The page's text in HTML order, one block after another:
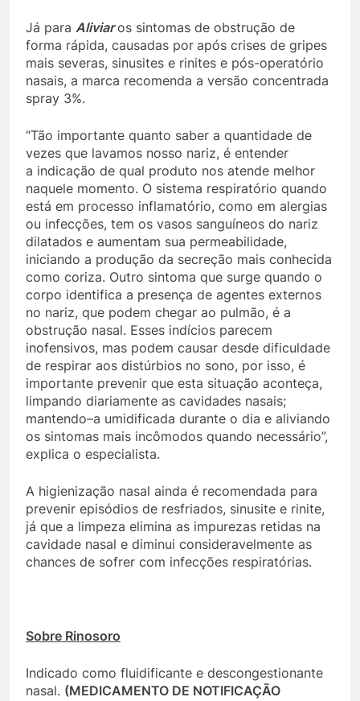
Já para Aliviar os sintomas de obstrução de
forma rápida, causadas por após crises de gripes
mais severas, sinusites e rinites e pós-operatório
nasais, a marca recomenda a versão concentrada
spray 3%.
“Tão importante quanto saber a quantidade de
vezes que lavamos nosso nariz, é entender
a indicação de qual produto nos atende melhor
naquele momento. O sistema respiratório quando
está em processo inflamatório, como em alergias
ou infecções, tem os vasos sanguíneos do nariz
dilatados e aumentam sua permeabilidade,
iniciando a produção da secreção mais conhecida
como coriza. Outro sintoma que surge quando o
corpo identifica a presença de agentes externos
no nariz, que podem chegar ao pulmão, é a
obstrução nasal. Esses indícios parecem
inofensivos, mas podem causar desde dificuldade
de respirar aos distúrbios no sono, por isso, é
importante prevenir que esta situação aconteça,
limpando diariamente as cavidades nasais;
mantendo–a umidificada durante o dia e aliviando
os sintomas mais incômodos quando necessário”,
explica o especialista.
A higienização nasal ainda é recomendada para
prevenir episódios de resfriados, sinusite e rinite,
já que a limpeza elimina as impurezas retidas na
cavidade nasal e diminui consideravelmente as
chances de sofrer com infecções respiratórias.
Sobre Rinosoro
Indicado como fluidificante e descongestionante
nasal. (MEDICAMENTO DE NOTIFICAÇÃO